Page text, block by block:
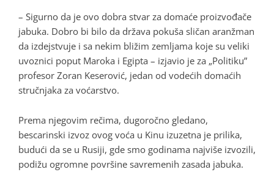
– Sigurno da je ovo dobra stvar za domaće proizvođače
jabuka. Dobro bi bilo da država pokuša sličan aranžman
da izdejstvuje i sa nekim bližim zemljama koje su veliki
uvoznici poput Maroka i Egipta – izjavio je za „Politiku”
profesor Zoran Keserović, jedan od vodećih domaćih
stručnjaka za voćarstvo.
Prema njegovim rečima, dugoročno gledano,
bescarinski izvoz ovog voća u Kinu izuzetna je prilika,
budući da se u Rusiji, gde smo godinama najviše izvozili,
podižu ogromne površine savremenih zasada jabuka.